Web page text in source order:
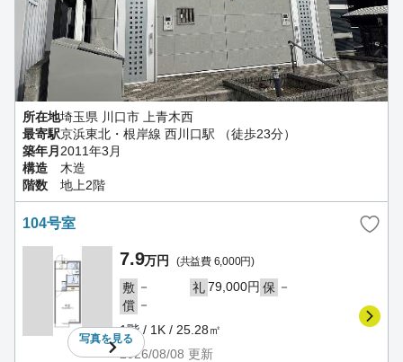
所在地埼玉県 川口市 上青木西
最寄駅京浜東北・根岸線 西川口駅 （徒歩23分）
築年月2011年3月
構造
木造
階数
地上2階
104号室
写真を見る
7.9万円 (共益費 6,000円)
敷 － 礼79,000円 保 －
償 －
1階 / 1K / 25.28㎡
2026/08/08 更新